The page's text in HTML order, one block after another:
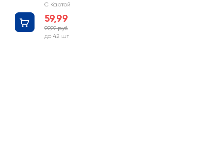
С Картой №1
59,99 руб
99,99 руб
до 42 шт